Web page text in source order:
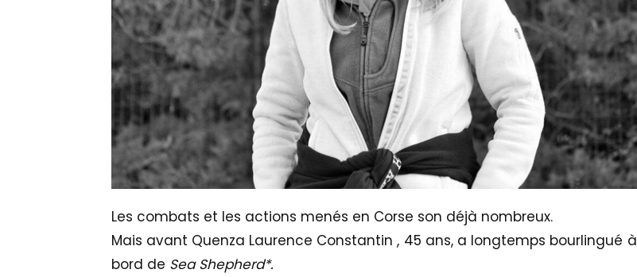
Les combats et les actions menés en Corse son déjà nombreux.
Mais avant Quenza Laurence Constantin , 45 ans, a longtemps bourlingué à
bord de Sea Shepherd*.